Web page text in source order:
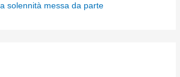
solennità messa da parte